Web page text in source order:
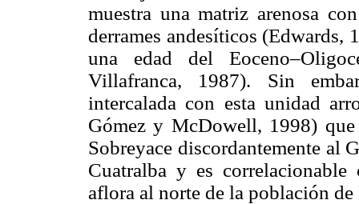
muestra una matriz arenosa
derrames andesíticos (Edwards,
una edad del
Villafranca, 1987). Sin
intercalada con esta unidad
Gómez y McDowell, 1998)
Sobreyace discordantemente al
Cuatralba y es
aflora al norte de la población de